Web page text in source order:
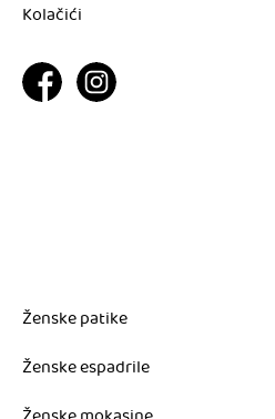
Kolačići
Ženske patike
Ženske espadrile